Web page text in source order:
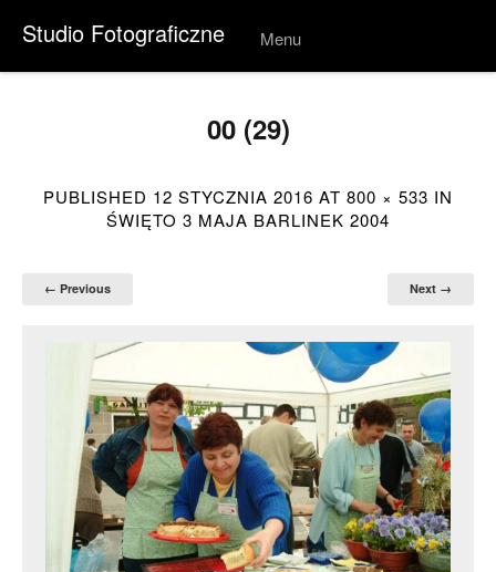
Studio Fotograficzne Menu
Skip to
00 (29)
PUBLISHED 12 STYCZNIA 2016 AT 800 × 533 IN
ŚWIĘTO 3 MAJA BARLINEK 2004
← Previous Next →